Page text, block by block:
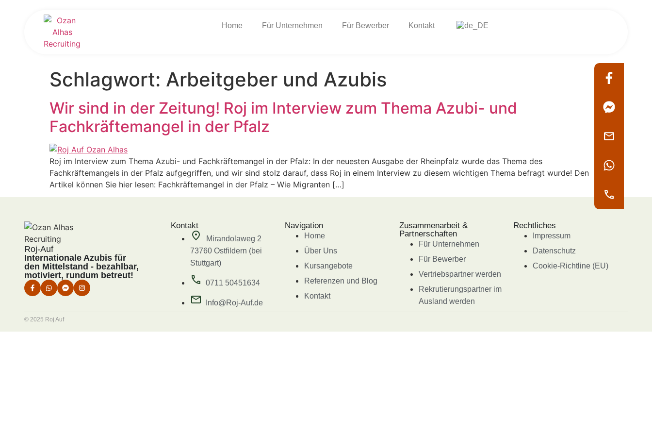
Home Für Unternehmen Für Bewerber Kontakt
Schlagwort: Arbeitgeber und Azubis
Wir sind in der Zeitung! Roj im Interview zum Thema Azubi- und
Fachkräftemangel in der Pfalz
Roj im Interview zum Thema Azubi- und Fachkräftemangel in der Pfalz: In der neuesten Ausgabe der Rheinpfalz wurde das Thema des
Fachkräftemangels in der Pfalz aufgegriffen, und wir sind stolz darauf, dass Roj in einem Interview zu diesem wichtigen Thema befragt wurde! Den
Artikel können Sie hier lesen: Fachkräftemangel in der Pfalz – Wie Migranten […]
Roj-Auf
Internationale Azubis für
den Mittelstand - bezahlbar,
motiviert, rundum betreut!
Kontakt
Mirandolaweg 2
73760 Ostfildern (bei
Stuttgart)
0711 50451634
Info@Roj-Auf.de
Navigation
Home
Über Uns
Kursangebote
Referenzen und Blog
Kontakt
Zusammenarbeit &
Partnerschaften
Für Unternehmen
Für Bewerber
Vertriebspartner werden
Rekrutierungspartner im
Ausland werden
Rechtliches
Impressum
Datenschutz
Cookie-Richtline (EU)
© 2025 Roj Auf